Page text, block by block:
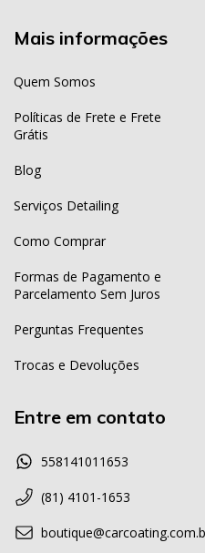
Mais informações
Quem Somos
Políticas de Frete e Frete
Grátis
Blog
Serviços Detailing
Como Comprar
Formas de Pagamento e
Parcelamento Sem Juros
Perguntas Frequentes
Trocas e Devoluções
Entre em contato
558141011653
(81) 4101-1653